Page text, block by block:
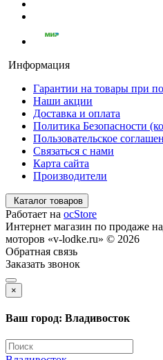
Информация
Гарантии на товары при
Наши акции
Доставка и оплата
Политика Безопасности
Пользовательское
Связаться с нами
Карта сайта
Производители
Каталог товаров
Работает на ocStore
Интернет магазин по продаже
моторов «v-lodke.ru» © 2026
Обратная связь
Заказать звонок
×
Ваш город: Владивосток